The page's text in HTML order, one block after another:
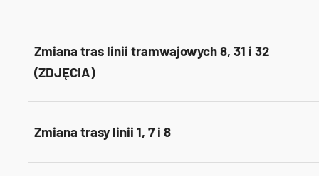
Zmiana tras linii tramwajowych 8, 31 i 32
(ZDJĘCIA)
Zmiana trasy linii 1, 7 i 8